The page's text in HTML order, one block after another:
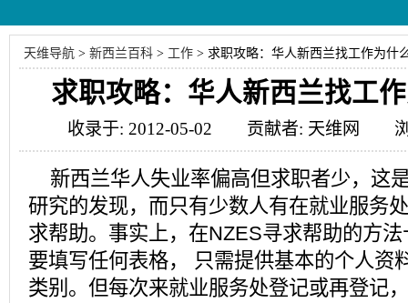
天维导航 > 新西兰百科 > 工作 > 求职攻略：华人新西兰找工作为什
求职攻略：华人新西兰找工
收录于: 2012-05-02 贡献者: 天维网 浏
新西兰华人失业率偏高但求职者少，这
研究的发现，而只有少数人有在就业服务
求帮助。事实上，在NZES寻求帮助的方
要填写任何表格， 只需提供基本的个人资
类别。但每次来就业服务处登记或再登记